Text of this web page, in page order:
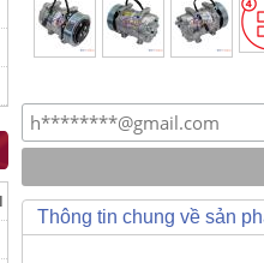
Thông tin chung về sản